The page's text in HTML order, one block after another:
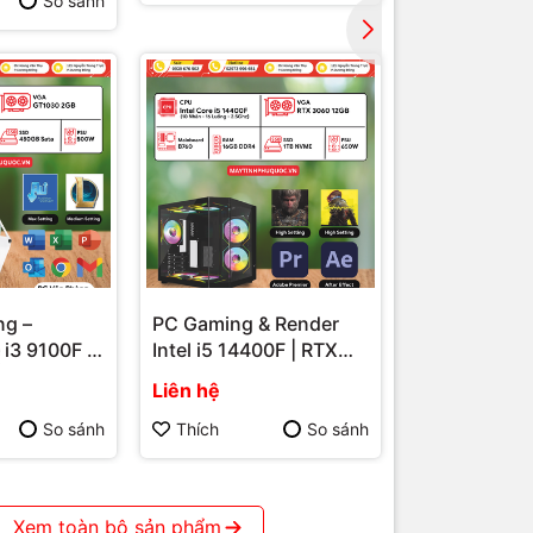
–
9100F |
Định –
Tính
QuốcSo sánh
PC Gaming & Render
Intel i5 14400F | RTX
3060 12GB – Hiệu Năng
Mạnh Mẽ Cho Game Và
Đồ Họa Tại Phú Quốc
Liên hệ
Thích So sánh
Xem toàn bộ sản phẩm